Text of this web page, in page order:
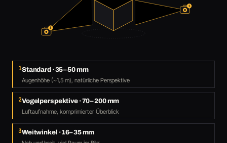
1
3
1Standard · 35–50 mm
Augenhöhe (~1,5 m), natürliche Perspektive
2Vogelperspektive · 70–200 mm
Luftaufnahme, komprimierter Überblick
3Weitwinkel · 16–35 mm